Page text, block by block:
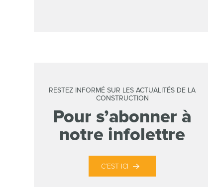
RESTEZ INFORMÉ SUR LES ACTUALITÉS DE LA
CONSTRUCTION
Pour s’abonner à
notre infolettre
C’EST ICI